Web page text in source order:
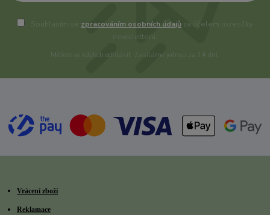
Souhlasím se zpracováním osobních údajů za účelem rozesílky
newsletteru.
Můžete se kdykoli odhlásit. Zasíláme jednou za 14 dní.
Vrácení zboží
Reklamace